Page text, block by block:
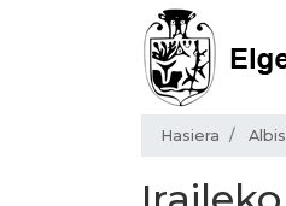
Hasiera